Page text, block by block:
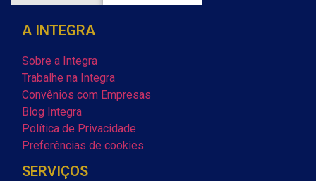
A INTEGRA
Sobre a Integra
Trabalhe na Integra
Convênios com Empresas
Blog Integra
Política de Privacidade
Preferências de cookies
SERVIÇOS